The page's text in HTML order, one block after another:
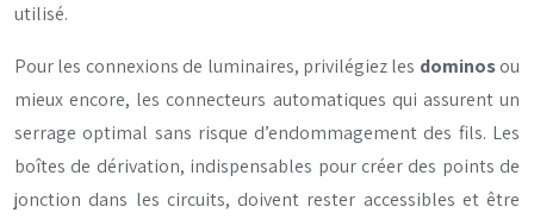
utilisé.
Pour les connexions de luminaires, privilégiez les dominosou
mieux encore, les connecteurs automatiques qui assurent un
serrage optimal sans risque d’endommagement des fils. Les
boîtes de dérivation, indispensables pour créer des points de
jonction dans les circuits, doivent rester accessibles et être